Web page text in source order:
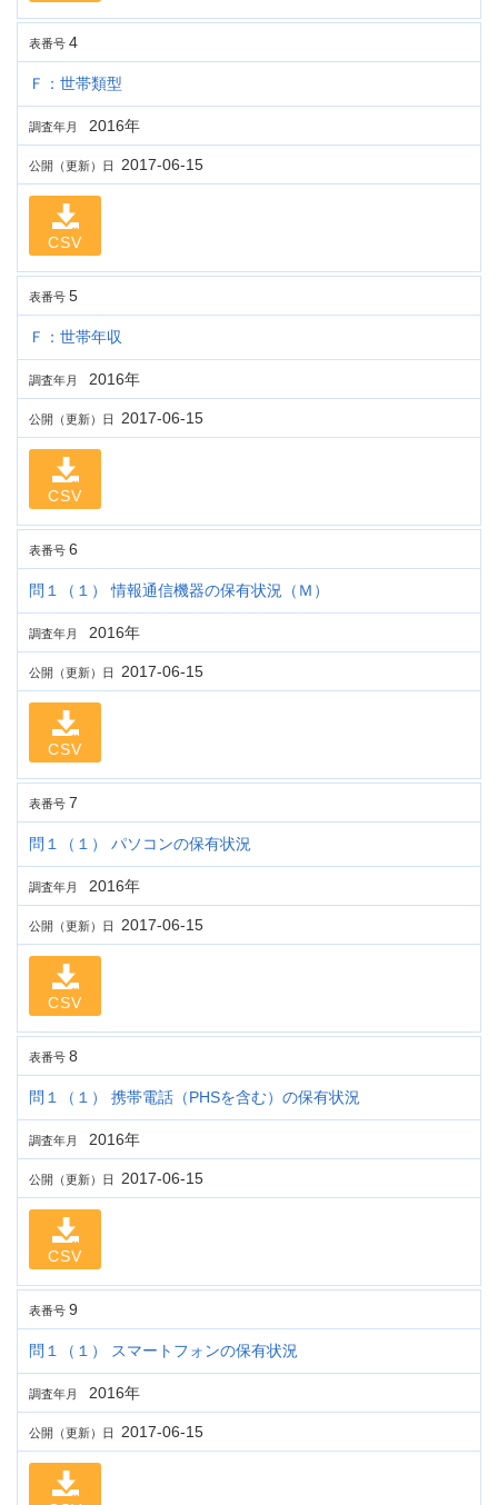
表番号 4
Ｆ：世帯類型
調査年月 2016年
公開（更新）日 2017-06-15
CSV
表番号 5
Ｆ：世帯年収
調査年月 2016年
公開（更新）日 2017-06-15
CSV
表番号 6
問１（１） 情報通信機器の保有状況（Ｍ）
調査年月 2016年
公開（更新）日 2017-06-15
CSV
表番号 7
問１（１） パソコンの保有状況
調査年月 2016年
公開（更新）日 2017-06-15
CSV
表番号 8
問１（１） 携帯電話（PHSを含む）の保有状況
調査年月 2016年
公開（更新）日 2017-06-15
CSV
表番号 9
問１（１） スマートフォンの保有状況
調査年月 2016年
公開（更新）日 2017-06-15